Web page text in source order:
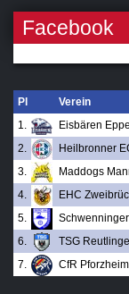
Facebook
Pl Verein
1.
Eisbären
2.
Heilbronner
3.
Maddogs
4.
EHC
5.
6.
TSG
7.
CfR Pforzheim